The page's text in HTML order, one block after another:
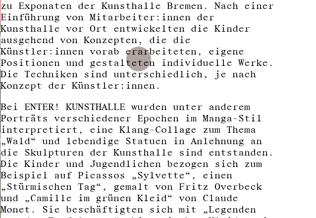
zu Exponaten der Kunsthalle Bremen. Nach einer
Einführung von Mitarbeiter:innen der
Kunsthalle vor Ort entwickelten die Kinder
ausgehend von Konzepten, die die
Künstler:innen vorab erarbeiteten, eigene
Positionen und gestalteten individuelle Werke.
Die Techniken sind unterschiedlich, je nach
Konzept der Künstler:innen.
Bei ENTER! KUNSTHALLE wurden unter anderem
Porträts verschiedener Epochen im Manga-Stil
interpretiert, eine Klang-Collage zum Thema
„Wald“ und lebendige Statuen in Anlehnung an
die Skulpturen der Kunsthalle sind entstanden.
Die Kinder und Jugendlichen bezogen sich zum
Beispiel auf Picassos „Sylvette“, einen
„Stürmischen Tag“, gemalt von Fritz Overbeck
und „Camille im grünen Kleid“ von Claude
Monet. Sie beschäftigten sich mit „Legenden